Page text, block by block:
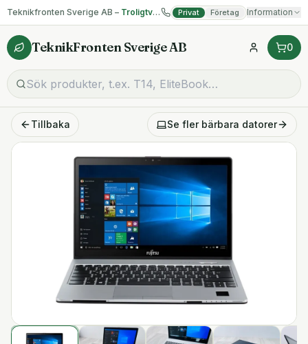
Teknikfronten Sverige AB – Troligtvis billigast på begagnad IT! Privat Företag Information
TeknikFronten Sverige AB 0
Tillbaka Se fler bärbara datorer